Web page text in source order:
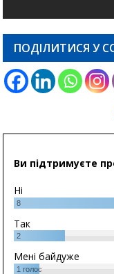
ПОДІЛИТИСЯ У
Ви підтримуєте
Ні
8
Так
2
Мені байдуже
1 голос